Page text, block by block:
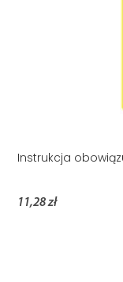
Instrukcja
11,28 zł